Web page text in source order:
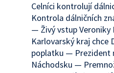
Celníci kontrolují
Kontrola dálničních
— Živý vstup
Karlovarský kraj chce
poplatku — Prezident
Náchodsku —